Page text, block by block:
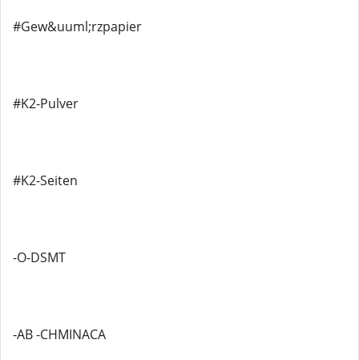
#Gew&uuml;rzpapier
#K2-Pulver
#K2-Seiten
-O-DSMT
-AB -CHMINACA